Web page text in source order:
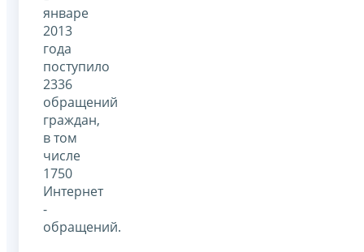
январе
2013
года
поступило
2336
обращений
граждан,
в том
числе
1750
Интернет
-
обращений.